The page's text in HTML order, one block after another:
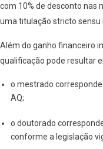
com 10% de desconto nas
uma titulação stricto sensu
Além do ganho financeiro
qualificação pode resultar
o mestrado
AQ;
o doutorado
conforme a legislação